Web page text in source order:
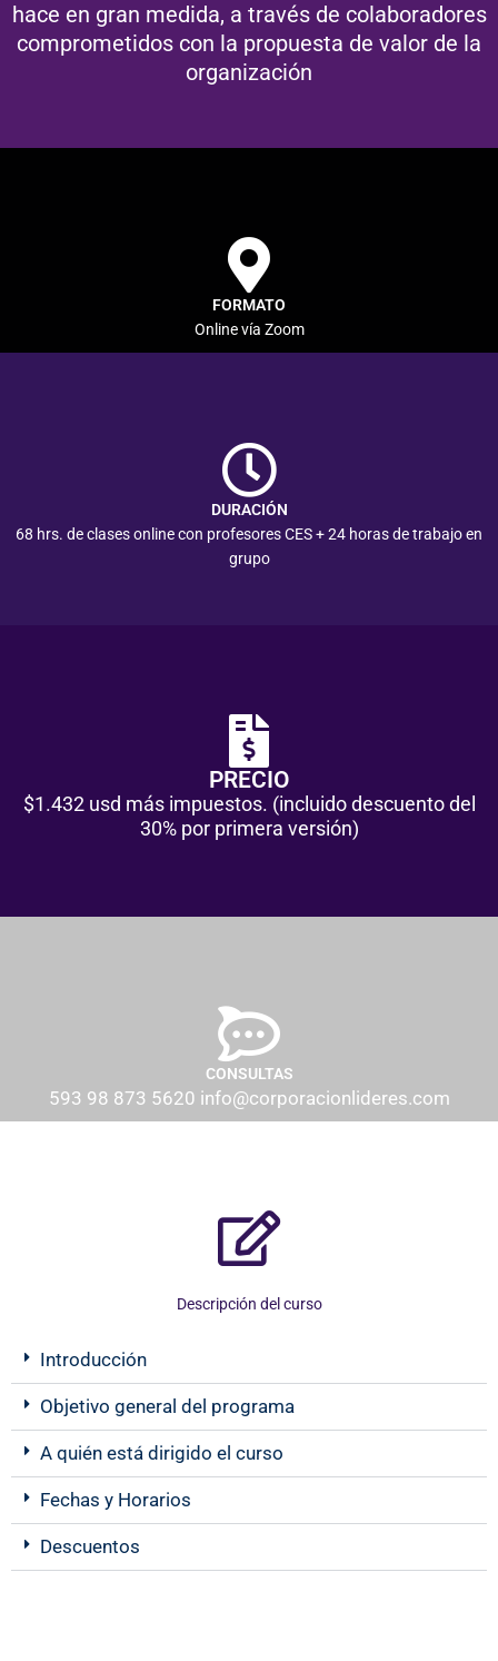
hace en gran medida, a través de colaboradores
comprometidos con la propuesta de valor de la
organización
FORMATO
Online vía Zoom
DURACIÓN
68 hrs. de clases online con profesores CES + 24 horas de trabajo en
grupo
PRECIO
$1.432 usd más impuestos. (incluido descuento del
30% por primera versión)
CONSULTAS
593 98 873 5620 info@corporacionlideres.com
Descripción del curso
Introducción
Objetivo general del programa
A quién está dirigido el curso
Fechas y Horarios
Descuentos